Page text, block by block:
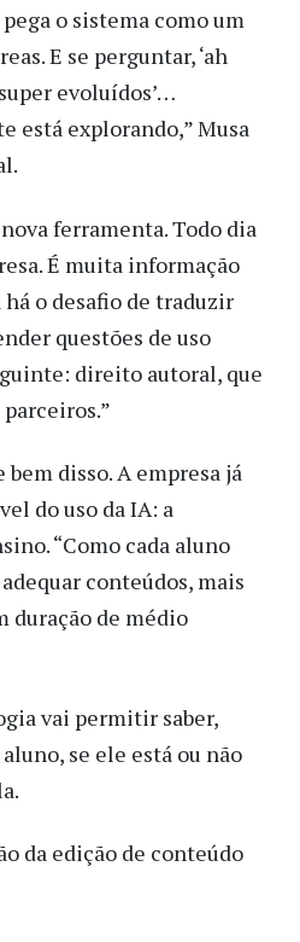
o sistema como um
E se perguntar, ‘ah
evoluídos’…
está explorando,” Musa
ferramenta. Todo dia
É muita informação
o desafio de traduzir
questões de uso
direito autoral, que
bem disso. A empresa já
do uso da IA: a
“Como cada aluno
conteúdos, mais
duração de médio
vai permitir saber,
se ele está ou não
da edição de conteúdo